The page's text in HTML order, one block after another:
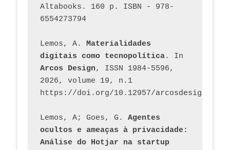
Altabooks. 160 p. ISBN - 978-
6554273794
Lemos, A. Materialidades
digitais como tecnopolítica
Arcos Design, ISSN 1984-5596,
2026, volume 19, n.1
https://doi.org/10.12957/
Lemos, A; Goes, G. Agentes
ocultos e ameaças à privacidade:
Análise do Hotjar na startup